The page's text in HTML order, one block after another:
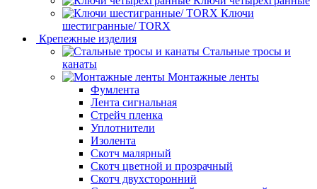
Ключи
шестигранные/ TORX
Крепежные изделия
Стальные тросы и
канаты
Монтажные ленты
Фумлента
Лента сигнальная
Стрейч пленка
Уплотнители
Изолента
Скотч малярный
Скотч цветной и прозрачный
Скотч двухсторонний